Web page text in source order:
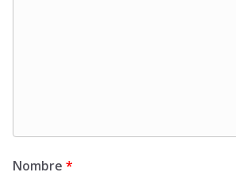
Nombre *